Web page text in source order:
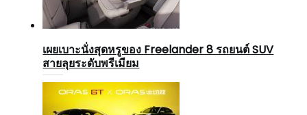
เผยเบาะนั่งสุดหรูของ Freelander 8 รถยนต์ SUV
สายลุยระดับพรีเมียม